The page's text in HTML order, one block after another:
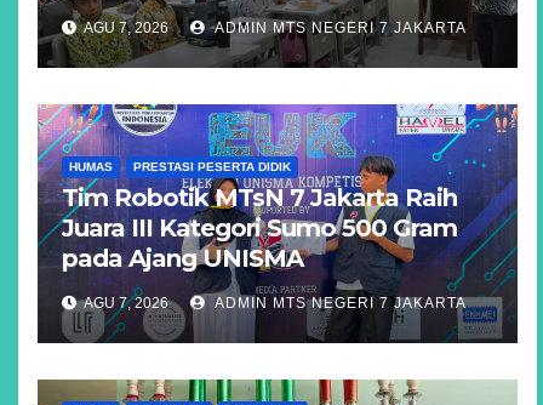
AGU 7, 2026 ADMIN MTS NEGERI 7 JAKARTA
HUMAS PRESTASI PESERTA DIDIK
Tim Robotik MTsN 7 Jakarta Raih
Juara III Kategori Sumo 500 Gram
pada Ajang UNISMA
AGU 7, 2026 ADMIN MTS NEGERI 7 JAKARTA